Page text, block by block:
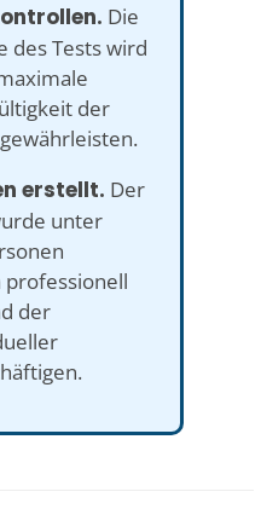
Die
des Tests wird
der
erstellt. Der
unter
professionell
der